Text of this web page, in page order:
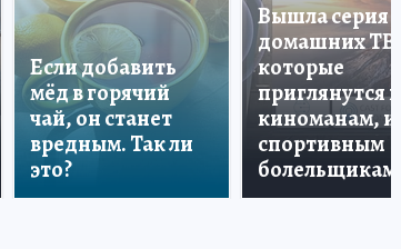
Если добавить
мёд в горячий
чай, он станет
вредным. Так ли
это?
Вышла серия
домашних ТВ,
которые
приглянутся и
киноманам, и
спортивным
болельщикам